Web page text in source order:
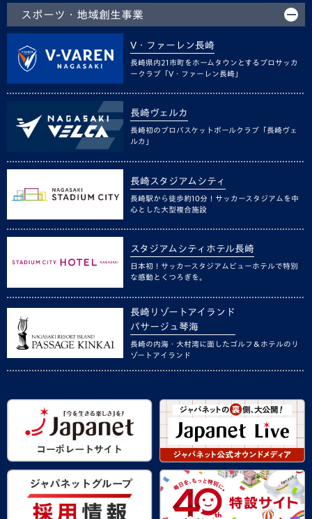
スポーツ・地域創生事業
V・ファーレン長崎
長崎県内21市町をホームタウンとするプロサッカ
ークラブ「V・ファーレン長崎」
長崎ヴェルカ
長崎初のプロバスケットボールクラブ「長崎ヴェ
ルカ」
長崎スタジアムシティ
長崎駅から徒歩約10分！サッカースタジアムを中
心とした大型複合施設
スタジアムシティホテル長崎
日本初！サッカースタジアムビューホテルで特別
な感動とくつろぎを。
長崎リゾートアイランド
パサージュ琴海
長崎の内海・大村湾に面したゴルフ＆ホテルのリ
ゾートアイランド